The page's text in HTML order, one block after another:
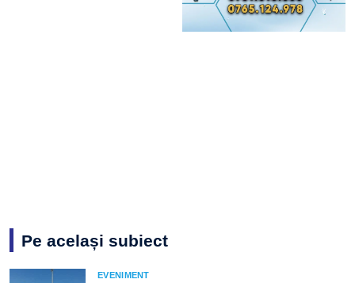
Pe același subiect
EVENIMENT